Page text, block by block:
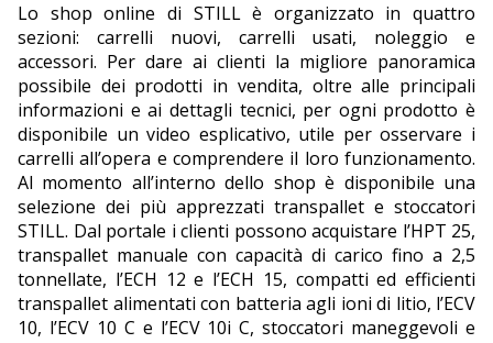
Lo shop online di STILL è organizzato in quattro
sezioni: carrelli nuovi, carrelli usati, noleggio e
accessori. Per dare ai clienti la migliore panoramica
possibile dei prodotti in vendita, oltre alle principali
informazioni e ai dettagli tecnici, per ogni prodotto è
disponibile un video esplicativo, utile per osservare i
carrelli all’opera e comprendere il loro funzionamento.
Al momento all’interno dello shop è disponibile una
selezione dei più apprezzati transpallet e stoccatori
STILL. Dal portale i clienti possono acquistare l’HPT 25,
transpallet manuale con capacità di carico fino a 2,5
tonnellate, l’ECH 12 e l’ECH 15, compatti ed efficienti
transpallet alimentati con batteria agli ioni di litio, l’ECV
10, l’ECV 10 C e l’ECV 10i C, stoccatori maneggevoli e